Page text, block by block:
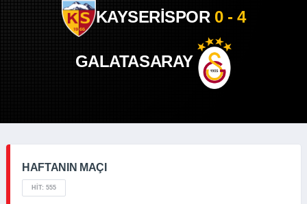
KAYSERİSPOR 0 - 4
GALATASARAY
HAFTANIN MAÇI
HIT: 555